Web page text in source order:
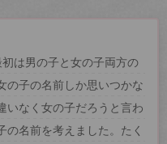
は男の子と女の子両方の
の子の名前しか思いつかな
いなく女の子だろうと言わ
の名前を考えました。たく